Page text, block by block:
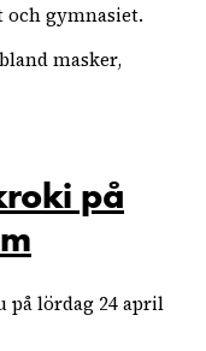
och gymnasiet.
masker,
på
lördag 24 april